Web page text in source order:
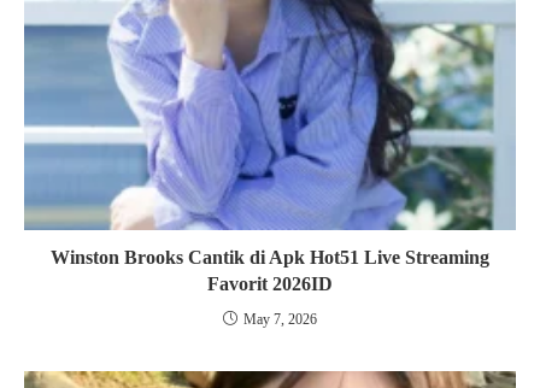
Winston Brooks Cantik di Apk Hot51 Live Streaming
Favorit 2026ID
May 7, 2026